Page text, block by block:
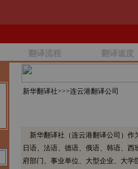
翻译流程 翻译速度
新华翻译社>>>连云港翻译公司
新华翻译社（连云港翻译公司）作
日语、法语、德语、俄语、韩语、
府部门、事业单位、大型企业、大